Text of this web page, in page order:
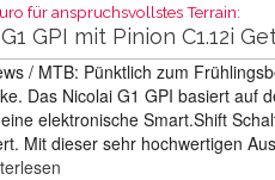
für anspruchsvollstes Terrain:
GPI mit Pinion C1.12i
/ MTB: Pünktlich zum
Das Nicolai G1 GPI basiert auf
elektronische Smart.Shift
Mit dieser sehr hochwertigen